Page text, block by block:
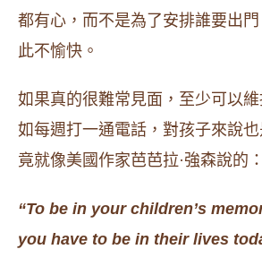
都有心，而不是為了安排誰要出
此不愉快。
如果真的很難常見面，至少可以
如每週打一通電話，對孩子來說
竟就像美國作家芭芭拉·強森說的：
“To be in your children’s
you have to be in their lives